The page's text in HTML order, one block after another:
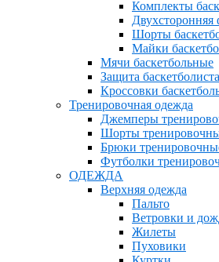
Комплекты
Двухсторонняя
Шорты
Майки
Мячи баскетбольные
Защита баскетболиста
Кроссовки
Тренировочная одежда
Джемперы
Шорты
Брюки
Футболки
ОДЕЖДА
Верхняя одежда
Пальто
Ветровки и
Жилеты
Пуховики